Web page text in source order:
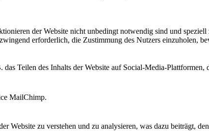
der Website nicht unbedingt notwendig sind und
erforderlich, die Zustimmung des Nutzers einzuholen,
Teilen des Inhalts der Website auf Social-Media-Plattformen,
MailChimp.
zu verstehen und zu analysieren, was dazu beiträgt,